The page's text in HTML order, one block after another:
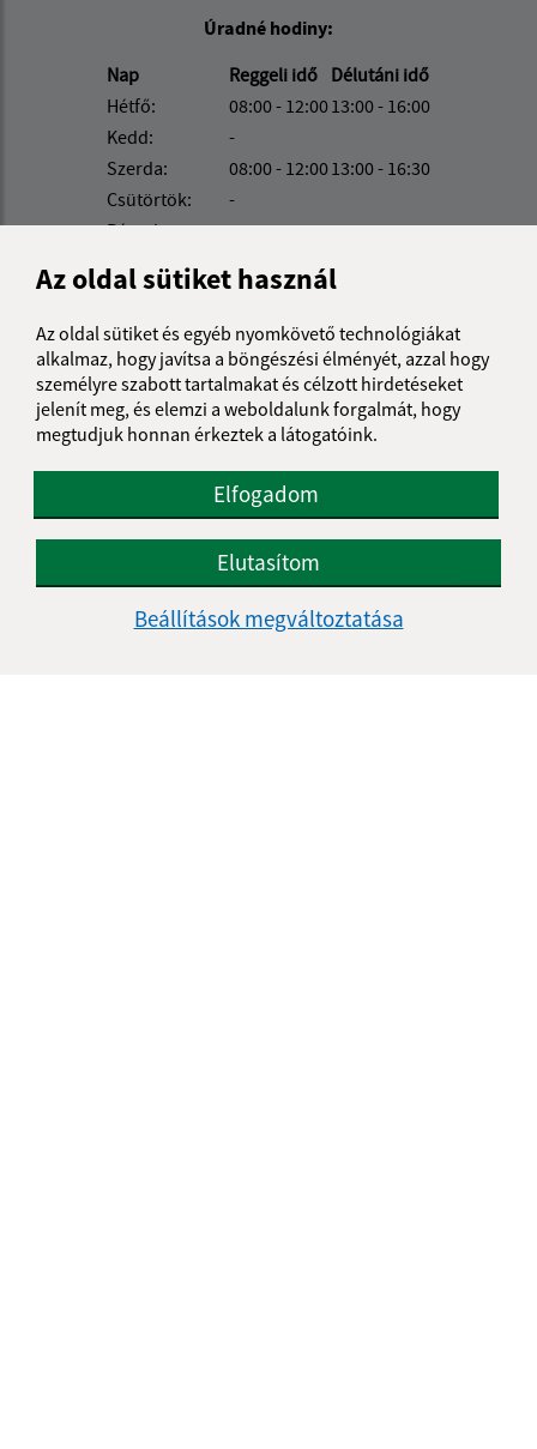
Az oldal sütiket használ
Az oldal sütiket és egyéb nyomkövető technológiákat
alkalmaz, hogy javítsa a böngészési élményét, azzal hogy
személyre szabott tartalmakat és célzott hirdetéseket
jelenít meg, és elemzi a weboldalunk forgalmát, hogy
megtudjuk honnan érkeztek a látogatóink.
Elfogadom
Elutasítom
Beállítások megváltoztatása
Úradné hodiny:
Nap
Reggeli idő Délutáni idő
Hétfő:
08:00 - 12:0013:00 - 16:00
Kedd:
-
Szerda:
08:00 - 12:0013:00 - 16:30
Csütörtök:
-
Péntek:
08:00 - 12:00
Kontakt:
Obecný úrad Béla
Belá 32
943 53 Ľubá
obec@obec-bela.sk
IČO: 00308781